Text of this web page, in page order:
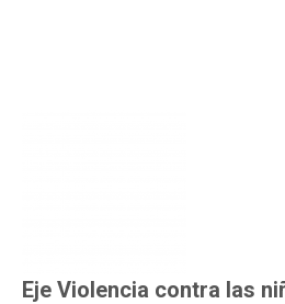
Eje Violencia contra las